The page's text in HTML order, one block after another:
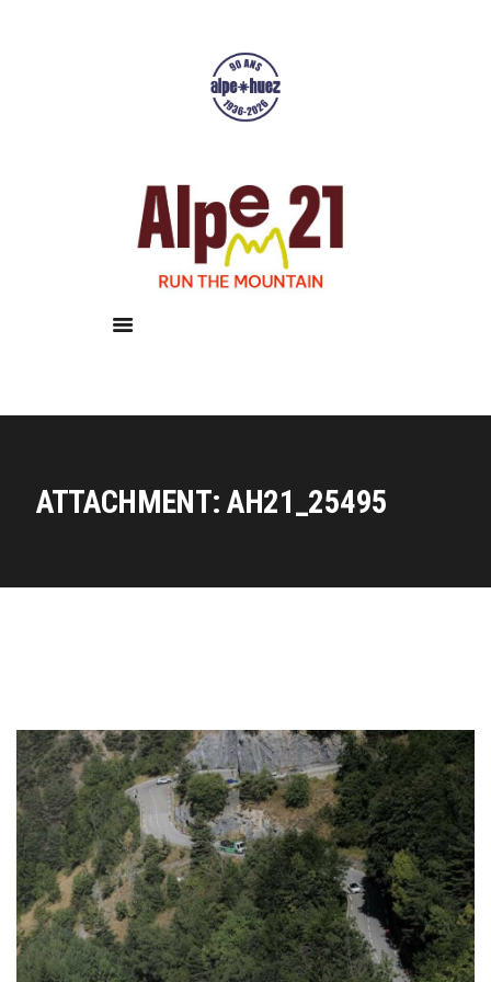
ATTACHMENT: AH21_25495
Résultats
Galerie
Infos pratiques